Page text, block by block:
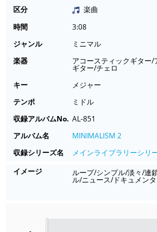
区分
楽曲
時間
3:08
ジャンル
ミニマル
楽器
アコースティックギター
ギター/チェロ
キー
メジャー
テンポ
ミドル
収録アルバムNo. AL-851
アルバム名
MINIMALISM 2
収録シリーズ名
メインライブラリーシリ
イメージ
ループ/シンプル/淡々/連
ル/ニュース/ドキュメン